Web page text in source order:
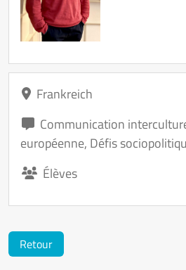
Frankreich
Communication
européenne, Défis
Élèves
Retour